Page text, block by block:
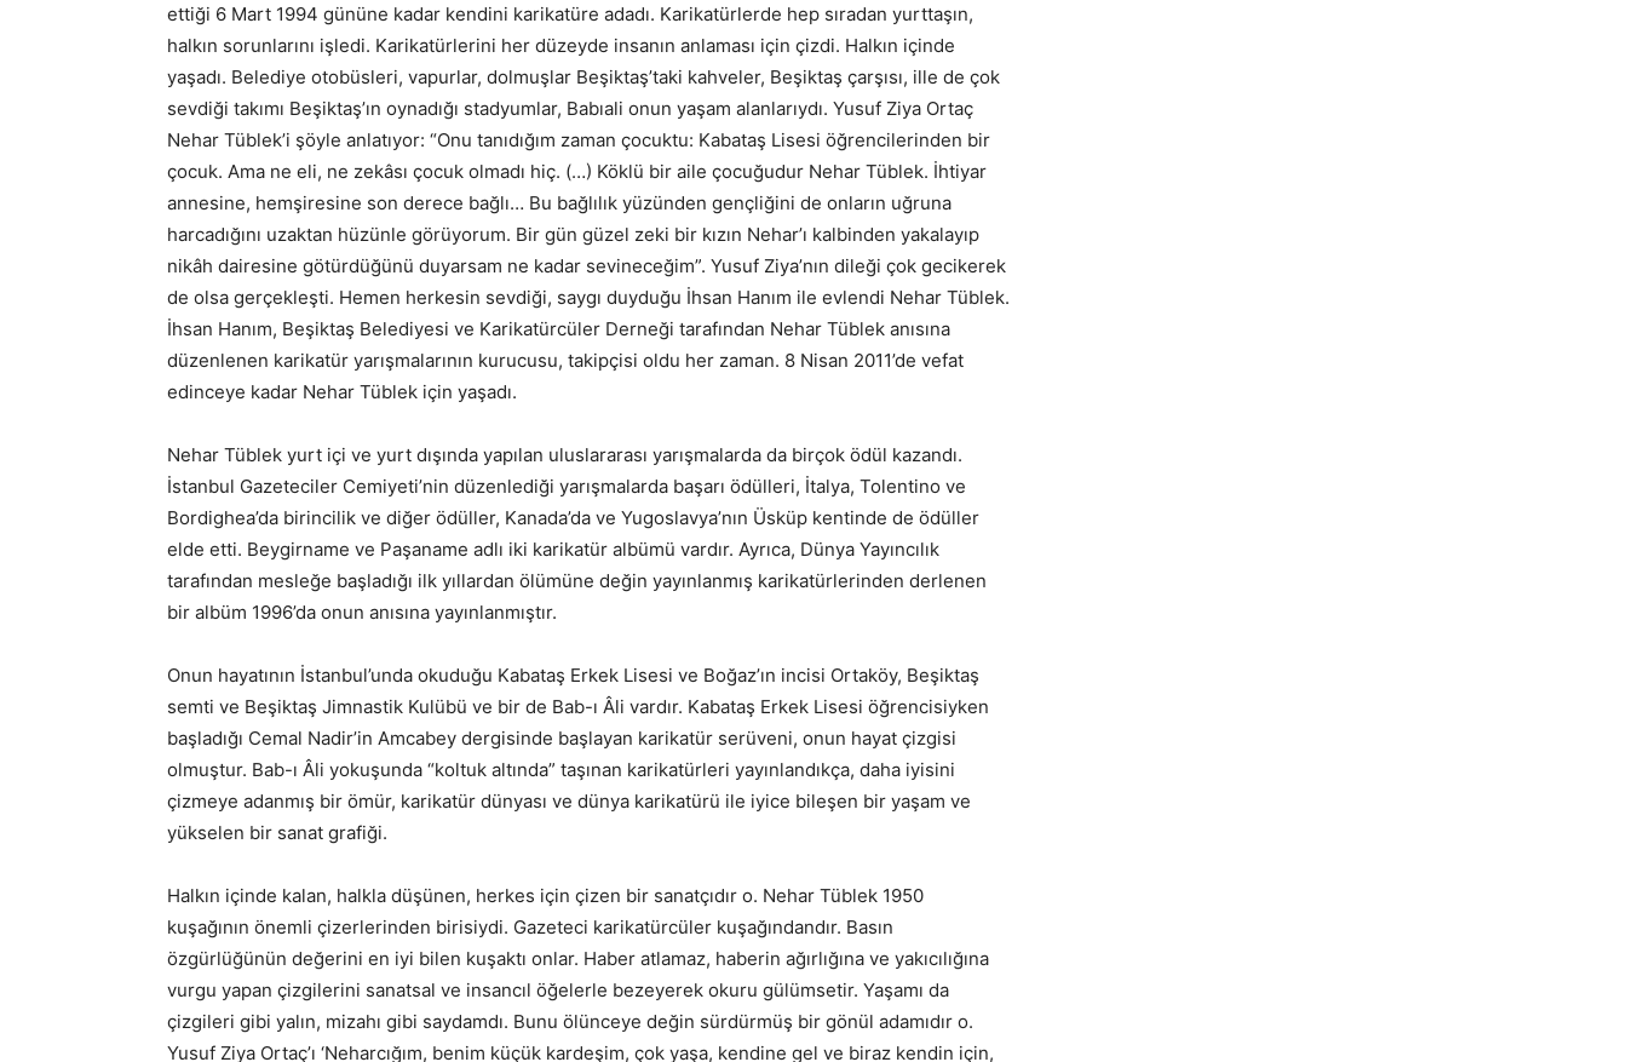
ettiği 6 Mart 1994 gününe kadar kendini karikatüre adadı. Karikatürlerde hep sıradan yurttaşın,
halkın sorunlarını işledi. Karikatürlerini her düzeyde insanın anlaması için çizdi. Halkın içinde
yaşadı. Belediye otobüsleri, vapurlar, dolmuşlar Beşiktaş’taki kahveler, Beşiktaş çarşısı, ille de çok
sevdiği takımı Beşiktaş’ın oynadığı stadyumlar, Babıali onun yaşam alanlarıydı. Yusuf Ziya Ortaç
Nehar Tüblek’i şöyle anlatıyor: “Onu tanıdığım zaman çocuktu: Kabataş Lisesi öğrencilerinden bir
çocuk. Ama ne eli, ne zekâsı çocuk olmadı hiç. (…) Köklü bir aile çocuğudur Nehar Tüblek. İhtiyar
annesine, hemşiresine son derece bağlı… Bu bağlılık yüzünden gençliğini de onların uğruna
harcadığını uzaktan hüzünle görüyorum. Bir gün güzel zeki bir kızın Nehar’ı kalbinden yakalayıp
nikâh dairesine götürdüğünü duyarsam ne kadar sevineceğim”. Yusuf Ziya’nın dileği çok gecikerek
de olsa gerçekleşti. Hemen herkesin sevdiği, saygı duyduğu İhsan Hanım ile evlendi Nehar Tüblek.
İhsan Hanım, Beşiktaş Belediyesi ve Karikatürcüler Derneği tarafından Nehar Tüblek anısına
düzenlenen karikatür yarışmalarının kurucusu, takipçisi oldu her zaman. 8 Nisan 2011’de vefat
edinceye kadar Nehar Tüblek için yaşadı.
Nehar Tüblek yurt içi ve yurt dışında yapılan uluslararası yarışmalarda da birçok ödül kazandı.
İstanbul Gazeteciler Cemiyeti’nin düzenlediği yarışmalarda başarı ödülleri, İtalya, Tolentino ve
Bordighea’da birincilik ve diğer ödüller, Kanada’da ve Yugoslavya’nın Üsküp kentinde de ödüller
elde etti. Beygirname ve Paşaname adlı iki karikatür albümü vardır. Ayrıca, Dünya Yayıncılık
tarafından mesleğe başladığı ilk yıllardan ölümüne değin yayınlanmış karikatürlerinden derlenen
bir albüm 1996’da onun anısına yayınlanmıştır.
Onun hayatının İstanbul’unda okuduğu Kabataş Erkek Lisesi ve Boğaz’ın incisi Ortaköy, Beşiktaş
semti ve Beşiktaş Jimnastik Kulübü ve bir de Bab-ı Âli vardır. Kabataş Erkek Lisesi öğrencisiyken
başladığı Cemal Nadir’in Amcabey dergisinde başlayan karikatür serüveni, onun hayat çizgisi
olmuştur. Bab-ı Âli yokuşunda “koltuk altında” taşınan karikatürleri yayınlandıkça, daha iyisini
çizmeye adanmış bir ömür, karikatür dünyası ve dünya karikatürü ile iyice bileşen bir yaşam ve
yükselen bir sanat grafiği.
Halkın içinde kalan, halkla düşünen, herkes için çizen bir sanatçıdır o. Nehar Tüblek 1950
kuşağının önemli çizerlerinden birisiydi. Gazeteci karikatürcüler kuşağındandır. Basın
özgürlüğünün değerini en iyi bilen kuşaktı onlar. Haber atlamaz, haberin ağırlığına ve yakıcılığına
vurgu yapan çizgilerini sanatsal ve insancıl öğelerle bezeyerek okuru gülümsetir. Yaşamı da
çizgileri gibi yalın, mizahı gibi saydamdı. Bunu ölünceye değin sürdürmüş bir gönül adamıdır o.
Yusuf Ziya Ortaç’ı ‘Neharcığım, benim küçük kardeşim, çok yaşa, kendine gel ve biraz kendin için,